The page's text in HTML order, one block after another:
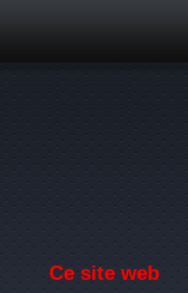
Ce site web